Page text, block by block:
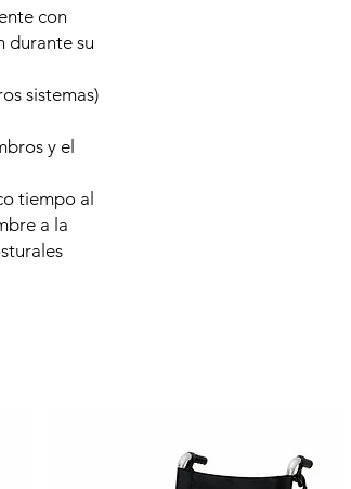
con
durante su
sistemas)
y el
tiempo al
a la